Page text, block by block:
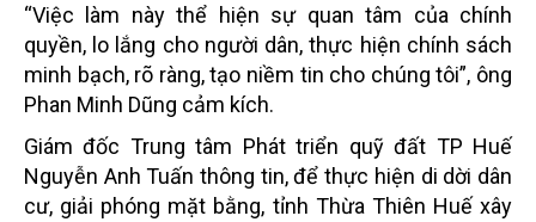
“Việc làm này thể hiện sự quan tâm của chính
quyền, lo lắng cho người dân, thực hiện chính sách
minh bạch, rõ ràng, tạo niềm tin cho chúng tôi”, ông
Phan Minh Dũng cảm kích.
Giám đốc Trung tâm Phát triển quỹ đất TP Huế
Nguyễn Anh Tuấn thông tin, để thực hiện di dời dân
cư, giải phóng mặt bằng, tỉnh Thừa Thiên Huế xây